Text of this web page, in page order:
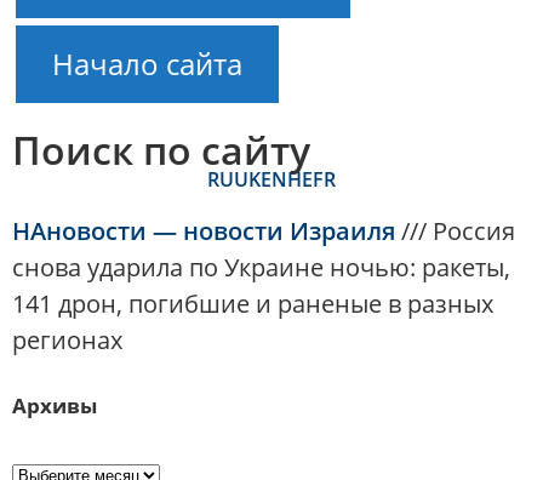
Начало сайта
Поиск по сайту
RUUKENHEFR
НАновости — новости Израиля /// Россия
снова ударила по Украине ночью: ракеты,
141 дрон, погибшие и раненые в разных
регионах
Архивы